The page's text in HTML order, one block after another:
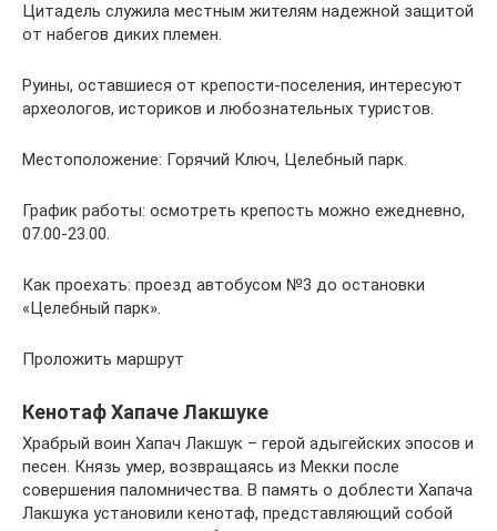
Цитадель служила местным жителям надежной защитой
от набегов диких племен.
Руины, оставшиеся от крепости-поселения, интересуют
археологов, историков и любознательных туристов.
Местоположение: Горячий Ключ, Целебный парк.
График работы: осмотреть крепость можно ежедневно,
07.00-23.00.
Как проехать: проезд автобусом №3 до остановки
«Целебный парк».
Проложить маршрут
Кенотаф Хапаче Лакшуке
Храбрый воин Хапач Лакшук – герой адыгейских эпосов и
песен. Князь умер, возвращаясь из Мекки после
совершения паломничества. В память о доблести Хапача
Лакшука установили кенотаф, представляющий собой